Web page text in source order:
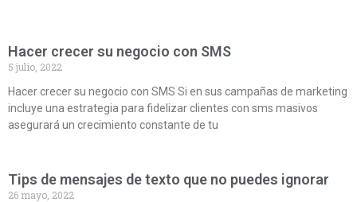
Hacer crecer su negocio con SMS
5 julio, 2022
Hacer crecer su negocio con SMS Si en sus campañas de marketing
incluye una estrategia para fidelizar clientes con sms masivos
asegurará un crecimiento constante de tu
Tips de mensajes de texto que no puedes ignorar
26 mayo, 2022